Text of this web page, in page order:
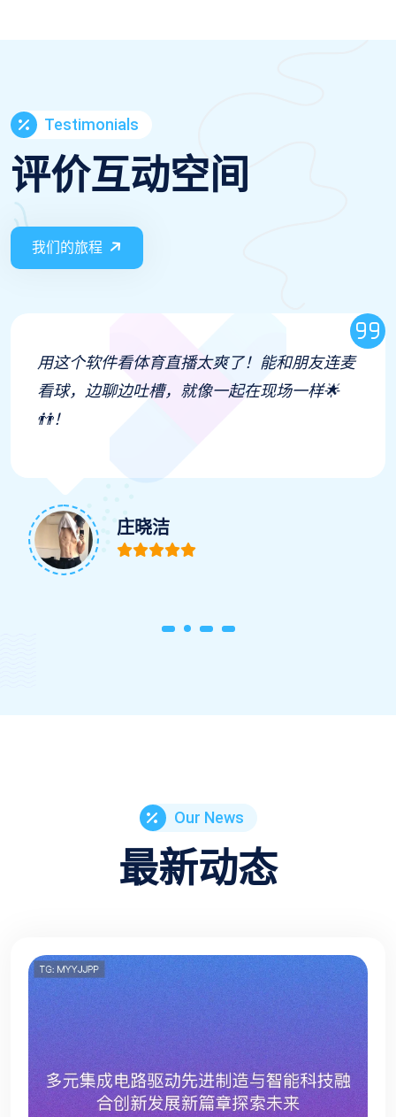
Testimonials
评价互动空间
我们的旅程
现场看演唱会顺便打卡了隔壁的体育展览，球
星用过的装备陈列超震撼，拍照发朋友圈被赞
爆📸
方保哲
Our News
最新动态